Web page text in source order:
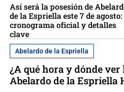
Así será la posesión de
de la Espriella este 7 de agosto:
cronograma oficial y detalles
clave
Abelardo de la Espriella
¿A qué hora y dónde ver
Abelardo de la Espriella